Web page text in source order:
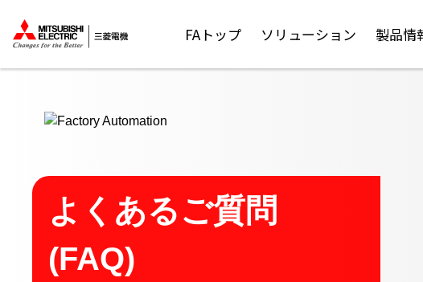
FAトップ ソリューション 製品情
よくあるご質問
(FAQ)